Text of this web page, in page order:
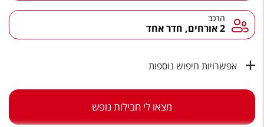
חבילות בריאות וספא
טיסות לחו"ל
מלונות בחו"ל
הרכב הרכב
2 אורחים, חדר אחד
אפשרויות חיפוש נוספות
מצאו לי חבילות נופש